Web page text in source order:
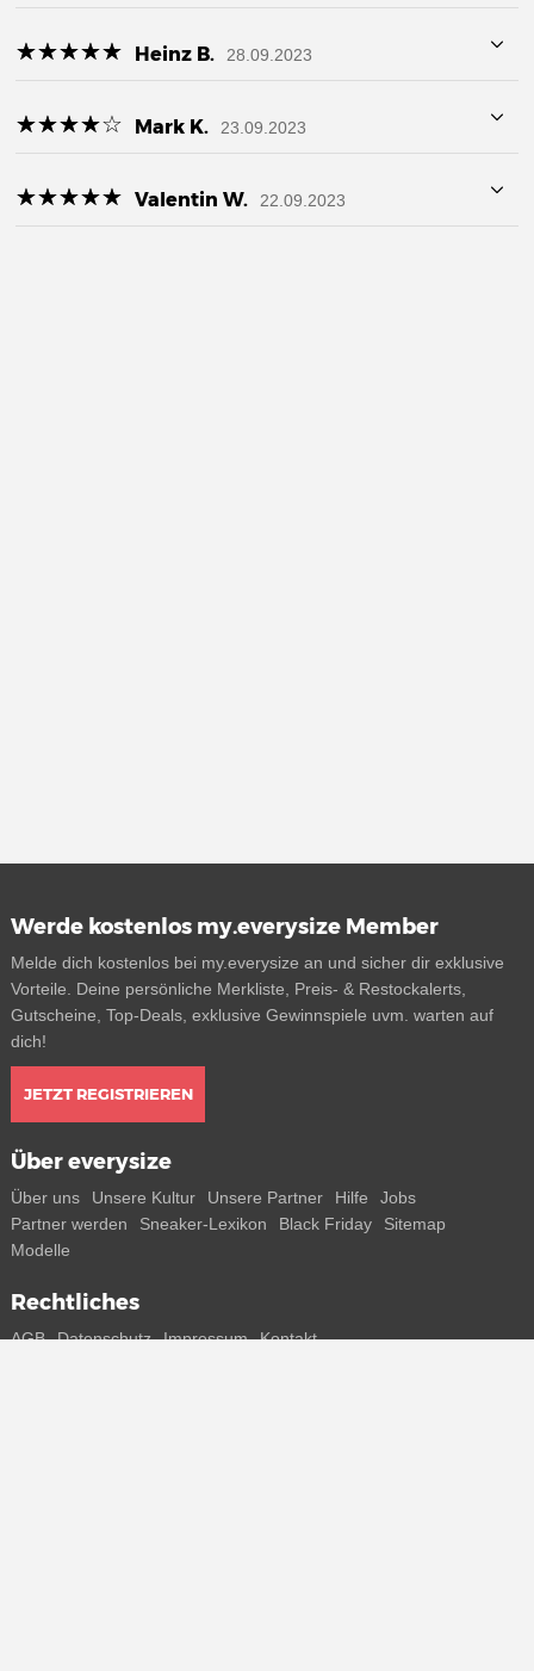
☆☆☆☆☆
★★★★★ Heinz B. 28.09.2023
☆☆☆☆☆
★★★★★ Mark K. 23.09.2023
☆☆☆☆☆
★★★★★ Valentin W. 22.09.2023
Werde kostenlos my.everysize Member
Melde dich kostenlos bei my.everysize an und sicher dir exklusive
Vorteile. Deine persönliche Merkliste, Preis- & Restockalerts,
Gutscheine, Top-Deals, exklusive Gewinnspiele uvm. warten auf
dich!
JETZT REGISTRIEREN
Über everysize
Über uns Unsere Kultur Unsere Partner Hilfe
Jobs
Partner werden
Sneaker-Lexikon Black Friday
Sitemap
Modelle
Rechtliches
AGB Datenschutz Impressum Kontakt